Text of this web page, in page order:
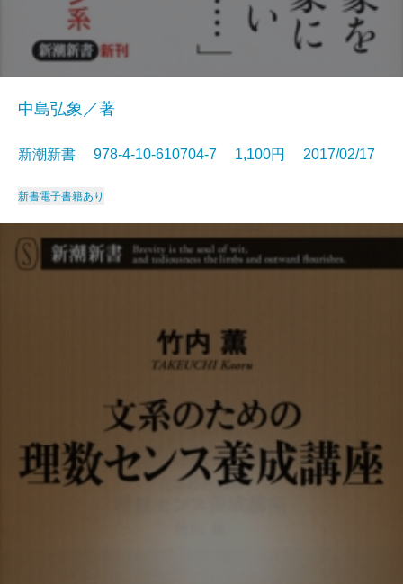
中島弘象／著
新潮新書 978-4-10-610704-7 1,100円 2017/02/17
新書電子書籍あり